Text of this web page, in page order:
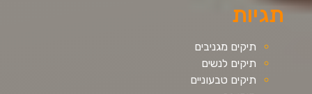
תגיות
תיקים מגניבים
תיקים לנשים
תיקים טבעוניים